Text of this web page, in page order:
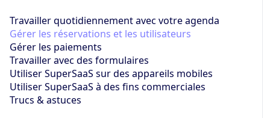
Travailler quotidiennement avec votre agenda
Gérer les réservations et les utilisateurs
Gérer les paiements
Travailler avec des formulaires
Utiliser SuperSaaS sur des appareils mobiles
Utiliser SuperSaaS à des fins commerciales
Trucs & astuces